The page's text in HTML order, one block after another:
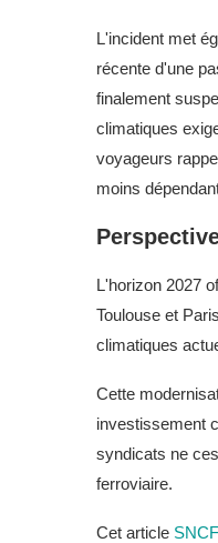
L'incident met
récente d'une
finalement
climatiques
voyageurs
moins
L'horizon 2027
Toulouse et
climatiques
Cette
investissement
syndicats ne
ferroviaire.
Cet article